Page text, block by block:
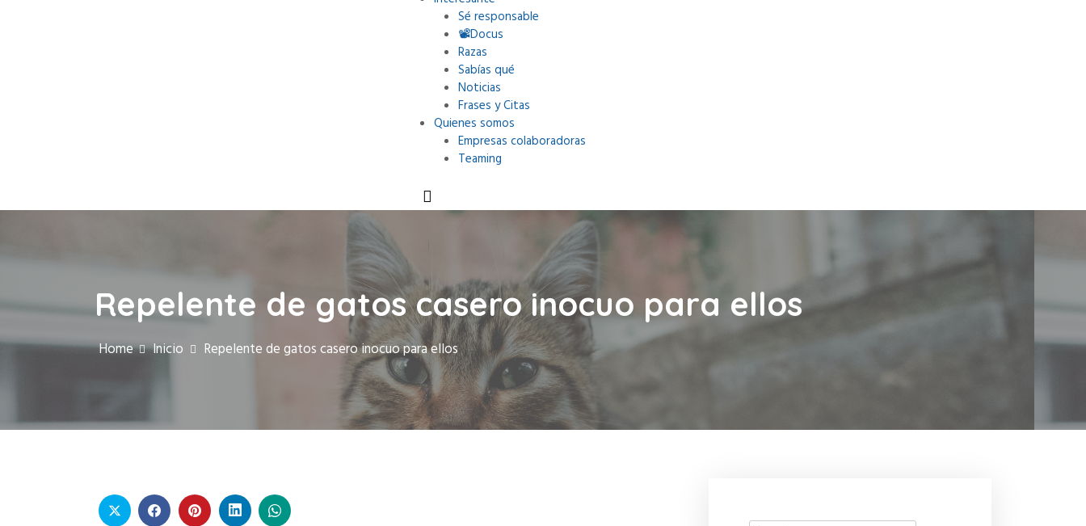
Sé responsable
📽Docus
Razas
Sabías qué
Noticias
Frases y Citas
Quienes somos
Empresas colaboradoras
Teaming
Repelente de gatos casero inocuo para ellos
Home Inicio Repelente de gatos casero inocuo para ellos